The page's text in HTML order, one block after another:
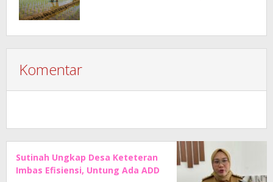
Komentar
Sutinah Ungkap Desa Keteteran
Imbas Efisiensi, Untung Ada ADD